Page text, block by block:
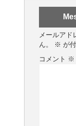
メールアド
ん。
※ が
コメント ※